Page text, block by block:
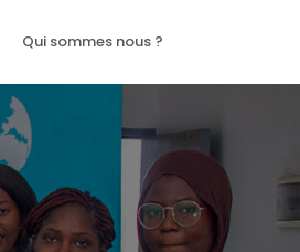
Qui sommes nous ?